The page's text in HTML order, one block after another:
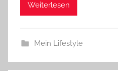
Weiterlesen
Mein Lifestyle